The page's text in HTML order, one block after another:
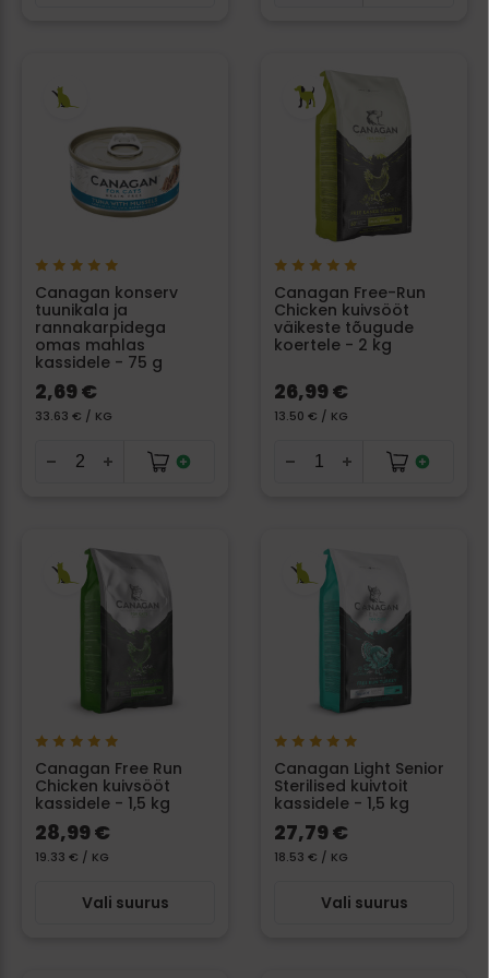
Canagan konserv
tuunikala ja
rannakarpidega
omas mahlas
kassidele - 75 g
2,69 €
33.63 € / KG
Canagan Free-Run
Chicken kuivsööt
väikeste tõugude
koertele - 2 kg
26,99 €
13.50 € / KG
Canagan Free Run
Chicken kuivsööt
kassidele - 1,5 kg
28,99 €
19.33 € / KG
Vali suurus
Canagan Light Senior
Sterilised kuivtoit
kassidele - 1,5 kg
27,79 €
18.53 € / KG
Vali suurus